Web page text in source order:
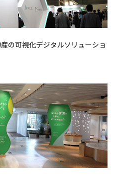
の可視化デジタルソリューショ